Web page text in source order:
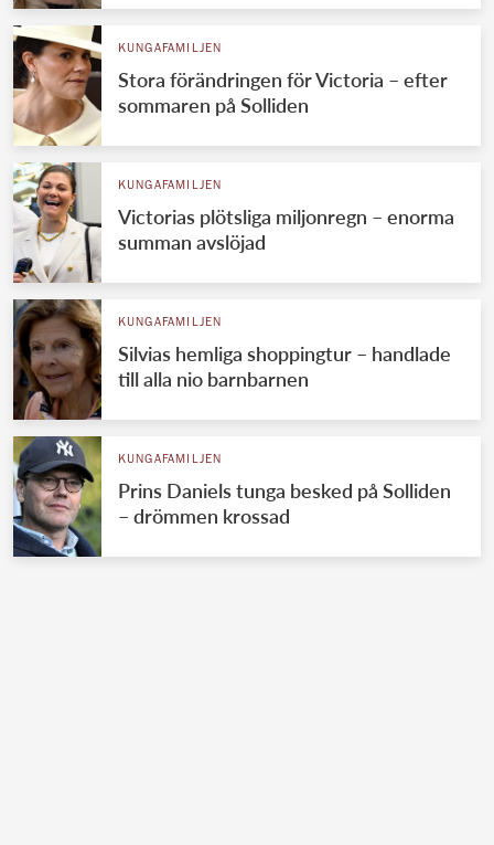
KUNGAFAMILJEN
Stora förändringen för Victoria – efter
sommaren på Solliden
KUNGAFAMILJEN
Victorias plötsliga miljonregn – enorma
summan avslöjad
KUNGAFAMILJEN
Silvias hemliga shoppingtur – handlade
till alla nio barnbarnen
KUNGAFAMILJEN
Prins Daniels tunga besked på Solliden
– drömmen krossad